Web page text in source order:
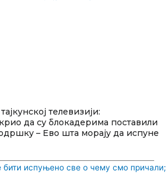
телевизији:
да су блокадерима поставили
– Ево шта морају да испуне